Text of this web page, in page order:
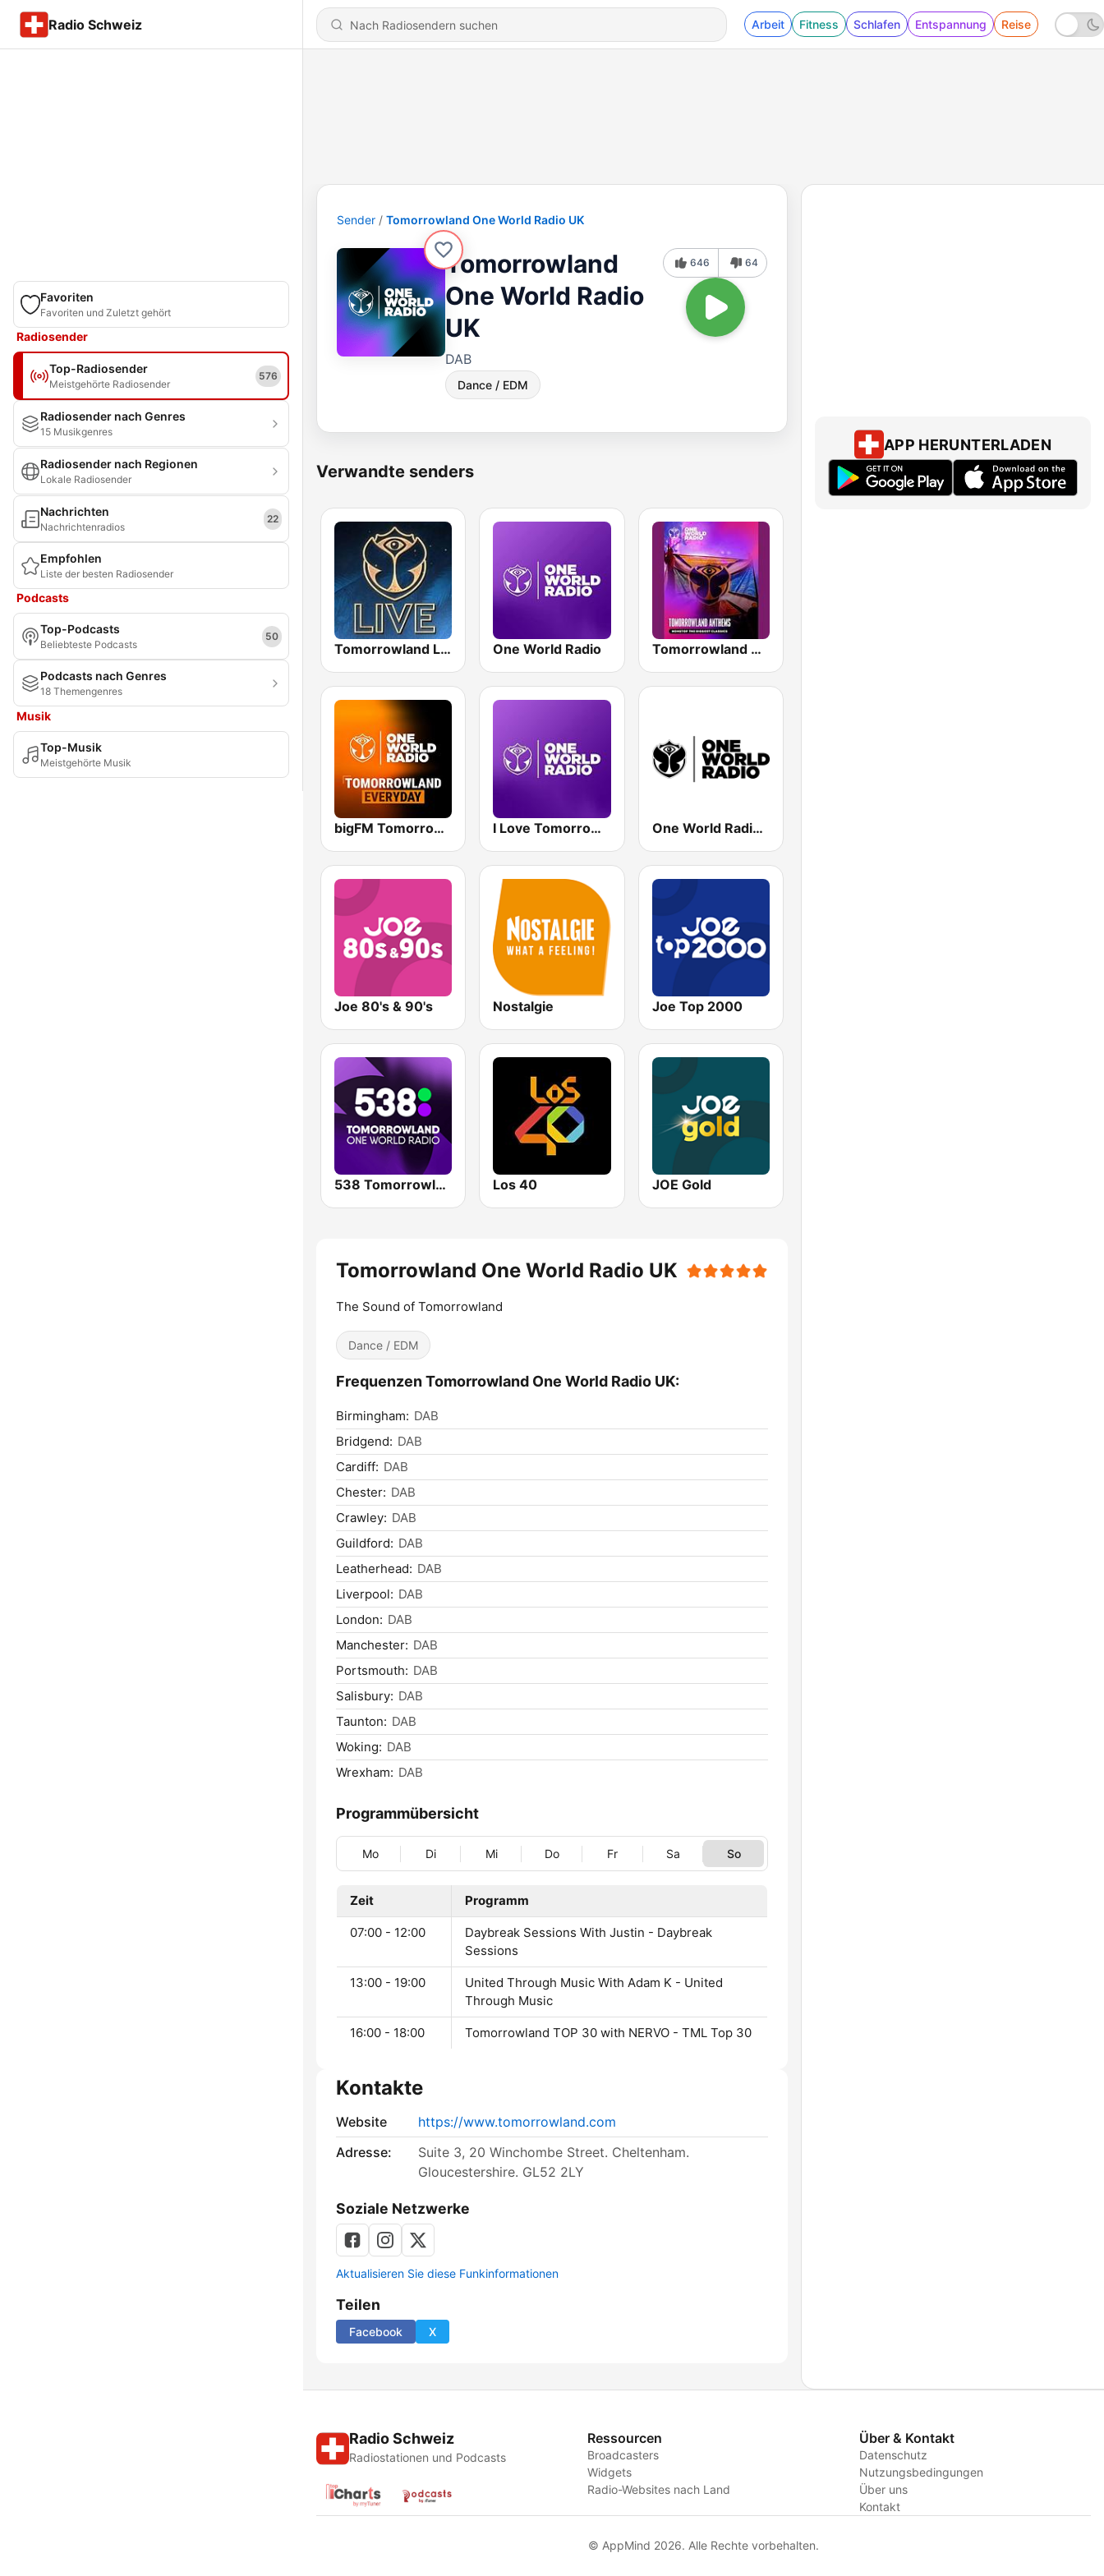
Radio Schweiz Arbeit Fitness Schlafen Entspannung Reise
Favoriten
Favoriten und Zuletzt gehört
Radiosender
Top-Radiosender
Meistgehörte Radiosender
576
Radiosender nach Genres
15 Musikgenres
Radiosender nach Regionen
Lokale Radiosender
Nachrichten
Nachrichtenradios
22
Empfohlen
Liste der besten Radiosender
Podcasts
Top-Podcasts
Beliebteste Podcasts
50
Podcasts nach Genres
18 Themengenres
Musik
Top-Musik
Meistgehörte Musik
Sender Tomorrowland One World Radio UK
Tomorrowland
One World Radio
UK
DAB
Dance / EDM
646 64
Verwandte senders
Tomorrowland Live One World Radio Tomorrowland Anthems
bigFM Tomorrowland One World Radio I Love Tomorrowland One World Radio One World Radio UK
Joe 80's & 90's Nostalgie Joe Top 2000
538 Tomorrowland One World Radio Los 40 JOE Gold
Tomorrowland One World Radio UK
The Sound of Tomorrowland
Dance / EDM
Frequenzen Tomorrowland One World Radio UK:
Birmingham: DAB
Bridgend: DAB
Cardiff: DAB
Chester: DAB
Crawley: DAB
Guildford: DAB
Leatherhead: DAB
Liverpool: DAB
London: DAB
Manchester: DAB
Portsmouth: DAB
Salisbury: DAB
Taunton: DAB
Woking: DAB
Wrexham: DAB
Programmübersicht
Mo Di Mi Do Fr Sa So
Zeit Programm
07:00 - 12:00
Daybreak Sessions With Justin - Daybreak
Sessions
13:00 - 19:00
United Through Music With Adam K - United
Through Music
16:00 - 18:00 Tomorrowland TOP 30 with NERVO - TML Top 30
Kontakte
Website
https://www.tomorrowland.com
Adresse:
Suite 3, 20 Winchombe Street. Cheltenham.
Gloucestershire. GL52 2LY
Soziale Netzwerke
Aktualisieren Sie diese Funkinformationen
Teilen
Facebook X
APP HERUNTERLADEN
Radio Schweiz
Radiostationen und Podcasts
Ressourcen
Broadcasters
Widgets
Radio-Websites nach Land
Über & Kontakt
Datenschutz
Nutzungsbedingungen
Über uns
Kontakt
© AppMind 2026. Alle Rechte vorbehalten.